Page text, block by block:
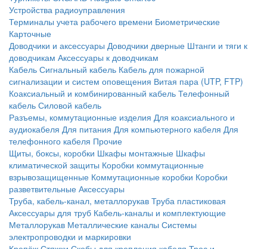
Устройства радиоуправления
Терминалы учета рабочего времени Биометрические
Карточные
Доводчики и аксессуары Доводчики дверные Штанги и тяги к
доводчикам Аксессуары к доводчикам
Кабель Сигнальный кабель Кабель для пожарной
сигнализации и систем оповещения Витая пара (UTP, FTP)
Коаксиальный и комбинированный кабель Телефонный
кабель Силовой кабель
Разъемы, коммутационные изделия Для коаксиального и
аудиокабеля Для питания Для компьютерного кабеля Для
телефонного кабеля Прочие
Щиты, боксы, коробки Шкафы монтажные Шкафы
климатической защиты Коробки коммутационные
взрывозащищенные Коммутационные коробки Коробки
разветвительные Аксессуары
Труба, кабель-канал, металлорукав Труба пластиковая
Аксессуары для труб Кабель-каналы и комплектующие
Металлорукав Металлические каналы Системы
электропроводки и маркировки